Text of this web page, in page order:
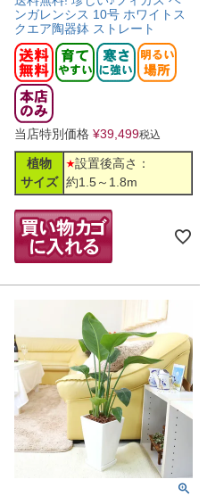
ンガレンシス 10号 ホワイトス
クエア陶器鉢 ストレート
当店特別価格 ¥39,499税込
植物
サイズ
設置後高さ：
約1.5～1.8m